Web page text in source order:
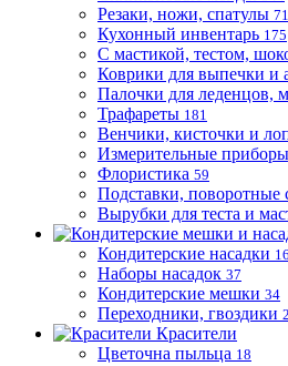
Резаки, ножи, спатулы 71
Кухонный инвентарь 175
С мастикой, тестом,
Коврики для выпечки и
Палочки для леденцов,
Трафареты 181
Венчики, кисточки и
Измерительные
Флористика 59
Подставки, поворотные
Вырубки для теста и
Кондитерские насадки
Наборы насадок 37
Кондитерские мешки 34
Переходники, гвоздики
Красители
Цветочна пыльца 18